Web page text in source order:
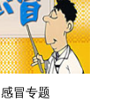
感冒专题